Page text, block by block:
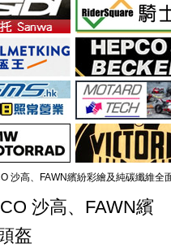
沙高、FAWN繽紛彩繪及純碳纖維全
沙高、FAWN繽
盔